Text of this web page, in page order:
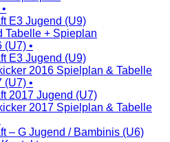
E3 Jugend (U9)
Tabelle + Spieplan
(U7) •
E3 Jugend (U9)
2016 Spielplan & Tabelle
(U7) •
2017 Jugend (U7)
2017 Spielplan & Tabelle
– G Jugend / Bambinis (U6)